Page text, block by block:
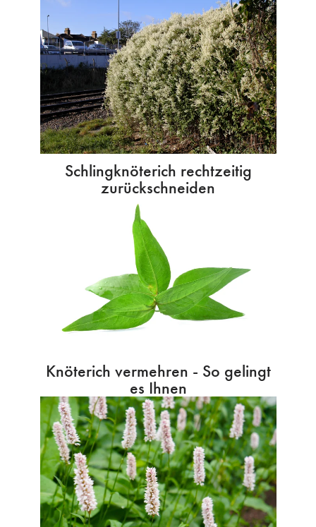
Schlingknöterich rechtzeitig
zurückschneiden
Knöterich vermehren - So gelingt
es Ihnen